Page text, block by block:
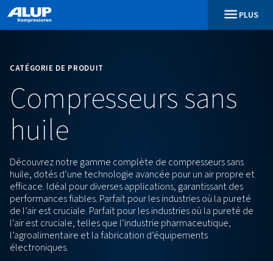
CATÉGORIE DE PRODUIT
Compresseurs
huile
Découvrez notre gamme complète de
huile, dotés d’une technologie avancée pour un
efficace. Idéal pour diverses applications,
performances fiables. Parfait pour les industries où